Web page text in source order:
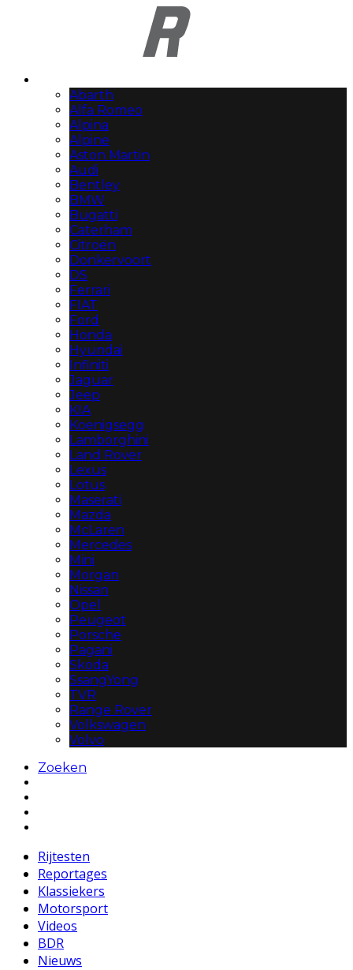
Abarth
Alfa Romeo
Alpina
Alpine
Aston Martin
Audi
Bentley
BMW
Bugatti
Caterham
Citroën
Donkervoort
DS
Ferrari
FIAT
Ford
Honda
Hyundai
Infiniti
Jaguar
Jeep
KIA
Koenigsegg
Lamborghini
Land Rover
Lexus
Lotus
Maserati
Mazda
McLaren
Mercedes
Mini
Morgan
Nissan
Opel
Peugeot
Porsche
Pagani
Skoda
SsangYong
TVR
Range Rover
Volkswagen
Volvo
Zoeken
Rijtesten
Reportages
Klassiekers
Motorsport
Videos
BDR
Nieuws